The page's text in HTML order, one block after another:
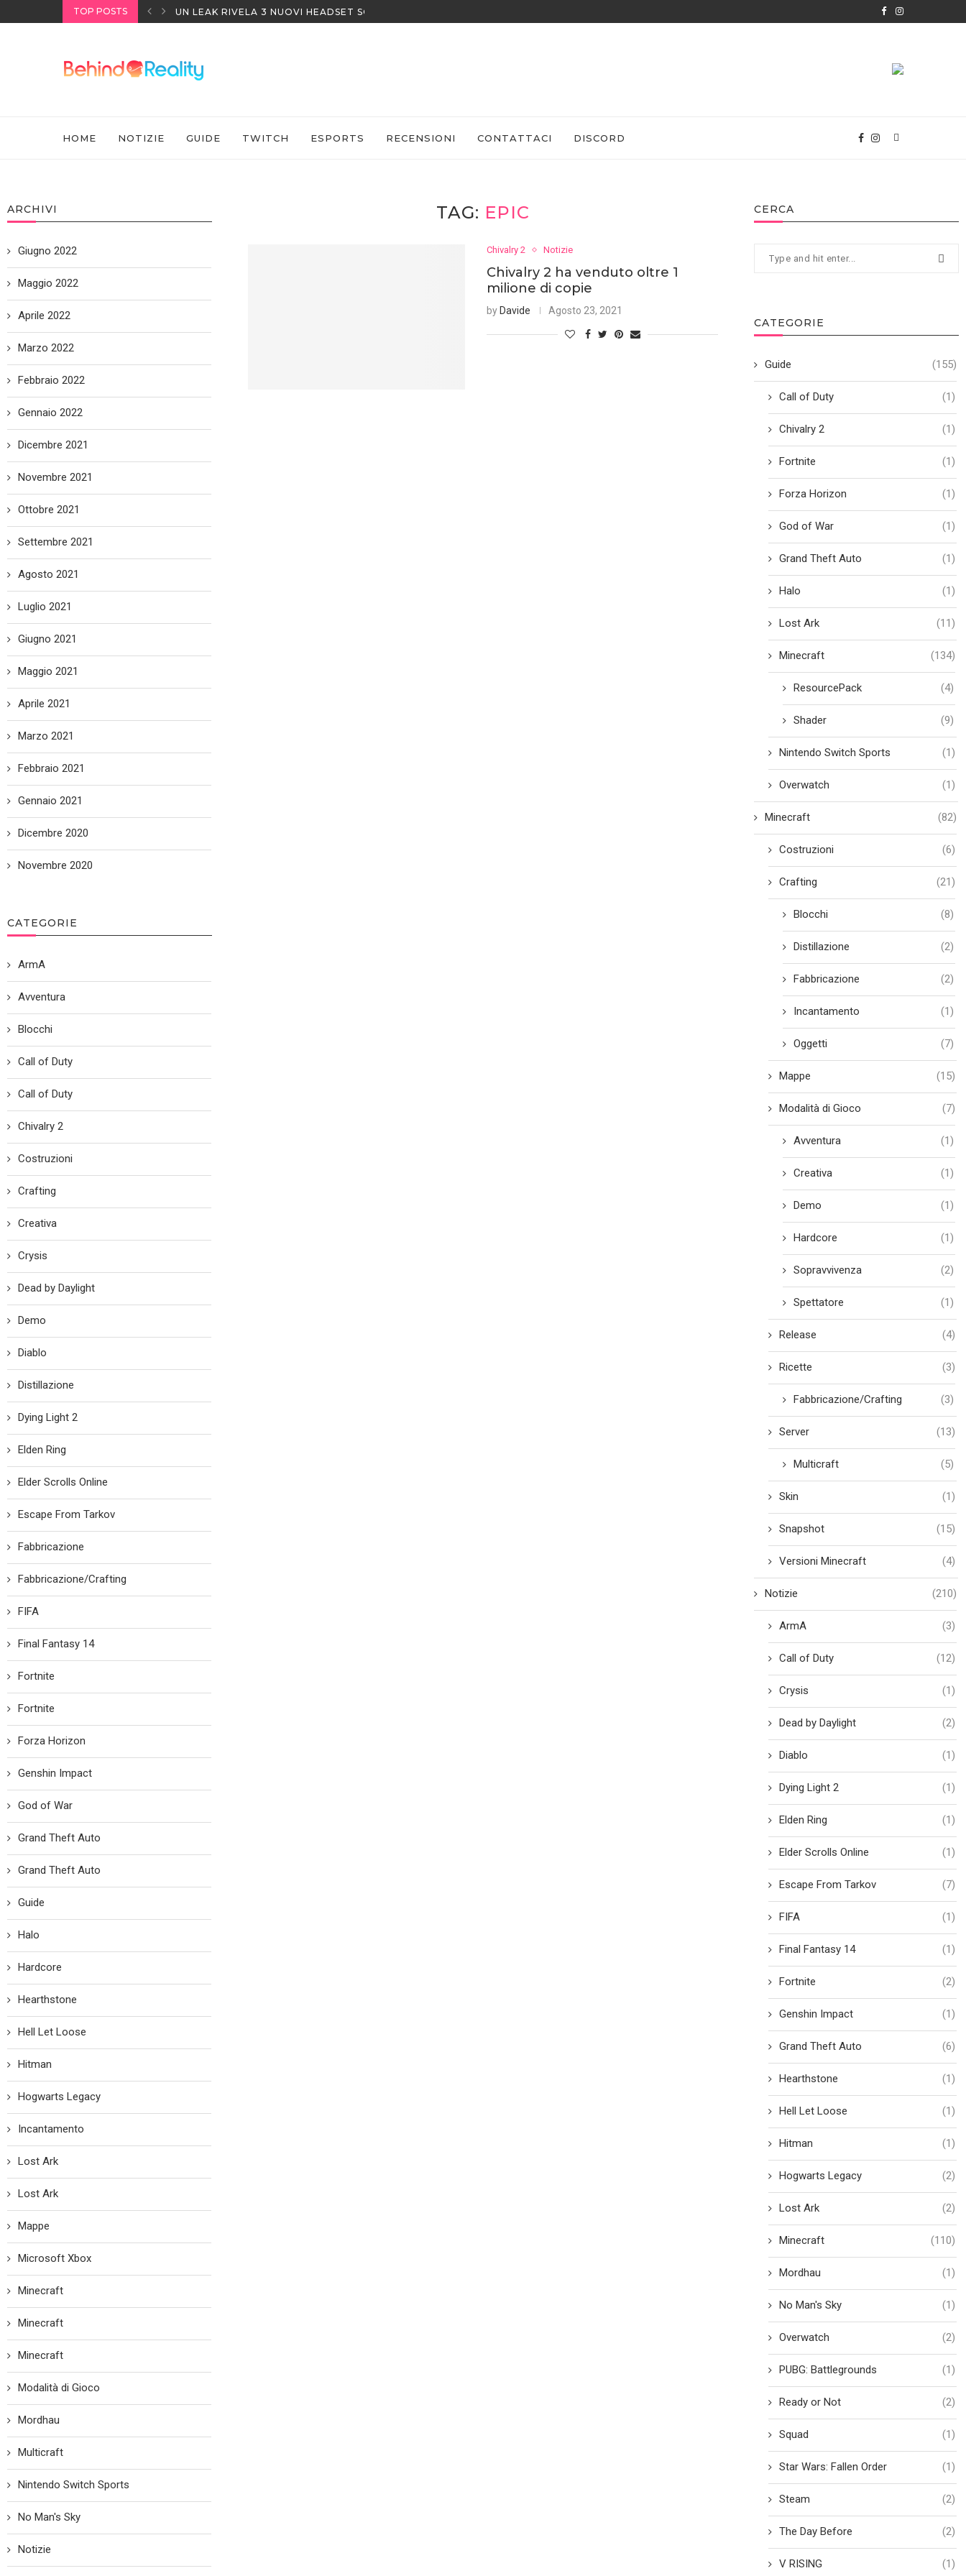
TOP POSTS UN LEAK RIVELA 3 NUOVI HEADSET SONY
HOME NOTIZIE GUIDE TWITCH ESPORTS RECENSIONI CONTATTACI DISCORD
TAG: EPIC
Chivalry 2 Notizie
Chivalry 2 ha venduto oltre 1
milione di copie
by Davide Agosto 23, 2021
CERCA
CATEGORIE
Guide (155)
Call of Duty (1)
Chivalry 2 (1)
Fortnite (1)
Forza Horizon (1)
God of War (1)
Grand Theft Auto (1)
Halo (1)
Lost Ark (11)
Minecraft (134)
ResourcePack (4)
Shader (9)
Nintendo Switch Sports (1)
Overwatch (1)
Minecraft (82)
Costruzioni (6)
Crafting (21)
Blocchi (8)
Distillazione (2)
Fabbricazione (2)
Incantamento (1)
Oggetti (7)
Mappe (15)
Modalità di Gioco (7)
Avventura (1)
Creativa (1)
Demo (1)
Hardcore (1)
Sopravvivenza (2)
Spettatore (1)
Release (4)
Ricette (3)
Fabbricazione/Crafting (3)
Server (13)
Multicraft (5)
Skin (1)
Snapshot (15)
Versioni Minecraft (4)
Notizie (210)
ArmA (3)
Call of Duty (12)
Crysis (1)
Dead by Daylight (2)
Diablo (1)
Dying Light 2 (1)
Elden Ring (1)
Elder Scrolls Online (1)
Escape From Tarkov (7)
FIFA (1)
Final Fantasy 14 (1)
Fortnite (2)
Genshin Impact (1)
Grand Theft Auto (6)
Hearthstone (1)
Hell Let Loose (1)
Hitman (1)
Hogwarts Legacy (2)
Lost Ark (2)
Minecraft (110)
Mordhau (1)
No Man's Sky (1)
Overwatch (2)
PUBG: Battlegrounds (1)
Ready or Not (2)
Squad (1)
Star Wars: Fallen Order (1)
Steam (2)
The Day Before (2)
V RISING (1)
ARCHIVI
Giugno 2022
Maggio 2022
Aprile 2022
Marzo 2022
Febbraio 2022
Gennaio 2022
Dicembre 2021
Novembre 2021
Ottobre 2021
Settembre 2021
Agosto 2021
Luglio 2021
Giugno 2021
Maggio 2021
Aprile 2021
Marzo 2021
Febbraio 2021
Gennaio 2021
Dicembre 2020
Novembre 2020
CATEGORIE
ArmA
Avventura
Blocchi
Call of Duty
Call of Duty
Chivalry 2
Costruzioni
Crafting
Creativa
Crysis
Dead by Daylight
Demo
Diablo
Distillazione
Dying Light 2
Elden Ring
Elder Scrolls Online
Escape From Tarkov
Fabbricazione
Fabbricazione/Crafting
FIFA
Final Fantasy 14
Fortnite
Fortnite
Forza Horizon
Genshin Impact
God of War
Grand Theft Auto
Grand Theft Auto
Guide
Halo
Hardcore
Hearthstone
Hell Let Loose
Hitman
Hogwarts Legacy
Incantamento
Lost Ark
Lost Ark
Mappe
Microsoft Xbox
Minecraft
Minecraft
Minecraft
Modalità di Gioco
Mordhau
Multicraft
Nintendo Switch Sports
No Man's Sky
Notizie